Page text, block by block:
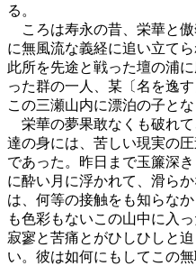
る。
ころは寿永の昔、栄華と
に無風流な義経に追い立て
此所を先途と戦った壇の浦
った群の一人、某〔名を逸
この三瀬山内に漂泊の子とな
栄華の夢果敢なくも破れ
達の身には、苦しい現実の
であった。昨日まで玉簾深
に酔い月に浮かれて、滑ら
は、何等の接触をも知らな
も色彩もないこの山中に入
寂寥と苦痛とがひしひしと
い。彼は如何にもしてこの無